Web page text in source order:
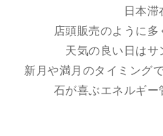
日本滞
店頭販売のように
天気の良い日はサ
新月や満月のタイミング
石が喜ぶエネルギー